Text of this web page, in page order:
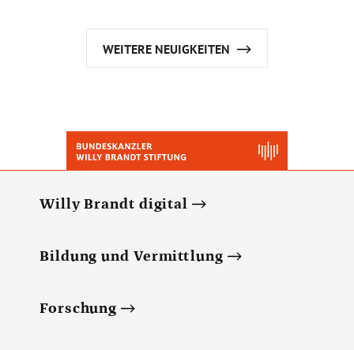
WEITERE NEUIGKEITEN
Willy Brandt digital
Bildung und Vermittlung
Forschung